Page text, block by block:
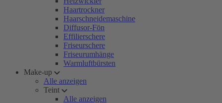
Haartrockner
Haarschneidemaschine
Diffusor-Fön
Effilierschere
Friseurschere
Friseurumhänge
Warmluftbürsten
Make-up
Alle anzeigen
Teint
Alle anzeigen